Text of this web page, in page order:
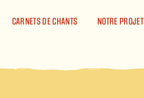
CARNETS DE CHANTS NOTRE PROJET